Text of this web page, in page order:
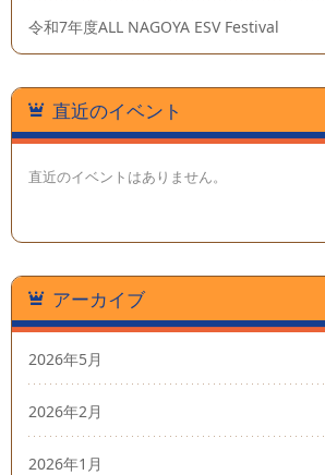
令和7年度ALL NAGOYA ESV Festival
直近のイベント
直近のイベントはありません。
アーカイブ
2026年5月
2026年2月
2026年1月